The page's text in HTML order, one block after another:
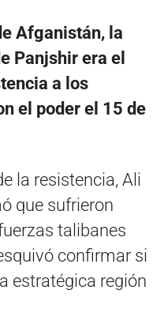
Afganistán, la
Panjshir era el
a los
el poder el 15 de
la resistencia, Ali
que sufrieron
talibanes
confirmar si
estratégica región